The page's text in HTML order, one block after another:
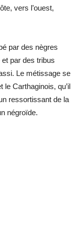
vers l’ouest,
par des nègres
par des tribus
Le métissage se
Carthaginois, qu’il
ressortissant de la
négroïde.